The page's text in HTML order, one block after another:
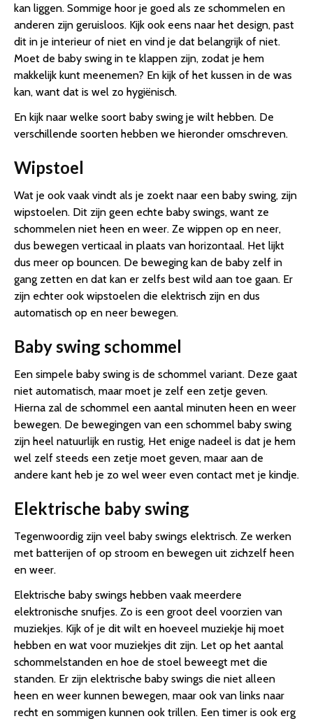
kan liggen. Sommige hoor je goed als ze schommelen en
anderen zijn geruisloos. Kijk ook eens naar het design, past
dit in je interieur of niet en vind je dat belangrijk of niet.
Moet de baby swing in te klappen zijn, zodat je hem
makkelijk kunt meenemen? En kijk of het kussen in de was
kan, want dat is wel zo hygiënisch.
En kijk naar welke soort baby swing je wilt hebben. De
verschillende soorten hebben we hieronder omschreven.
Wipstoel
Wat je ook vaak vindt als je zoekt naar een baby swing, zijn
wipstoelen. Dit zijn geen echte baby swings, want ze
schommelen niet heen en weer. Ze wippen op en neer,
dus bewegen verticaal in plaats van horizontaal. Het lijkt
dus meer op bouncen. De beweging kan de baby zelf in
gang zetten en dat kan er zelfs best wild aan toe gaan. Er
zijn echter ook wipstoelen die elektrisch zijn en dus
automatisch op en neer bewegen.
Baby swing schommel
Een simpele baby swing is de schommel variant. Deze gaat
niet automatisch, maar moet je zelf een zetje geven.
Hierna zal de schommel een aantal minuten heen en weer
bewegen. De bewegingen van een schommel baby swing
zijn heel natuurlijk en rustig, Het enige nadeel is dat je hem
wel zelf steeds een zetje moet geven, maar aan de
andere kant heb je zo wel weer even contact met je kindje.
Elektrische baby swing
Tegenwoordig zijn veel baby swings elektrisch. Ze werken
met batterijen of op stroom en bewegen uit zichzelf heen
en weer.
Elektrische baby swings hebben vaak meerdere
elektronische snufjes. Zo is een groot deel voorzien van
muziekjes. Kijk of je dit wilt en hoeveel muziekje hij moet
hebben en wat voor muziekjes dit zijn. Let op het aantal
schommelstanden en hoe de stoel beweegt met die
standen. Er zijn elektrische baby swings die niet alleen
heen en weer kunnen bewegen, maar ook van links naar
recht en sommigen kunnen ook trillen. Een timer is ook erg